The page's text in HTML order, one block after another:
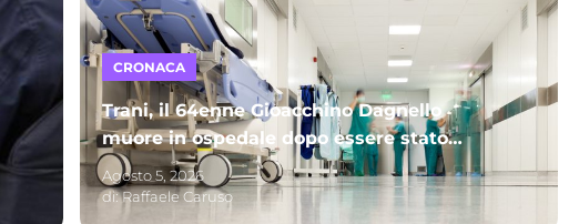
CRONACA
Trani, il 64enne Gioacchino Dagnello
muore in ospedale dopo essere stato
investito: s’indaga per omicidio stradale
Agosto 5, 2026
di:Raffaele Caruso